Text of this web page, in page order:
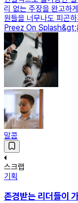
리 없는 주장을 완고하
원들을 너무나도 피곤
Preez On
말콤
스크랩
기획
존경받는 리더들이